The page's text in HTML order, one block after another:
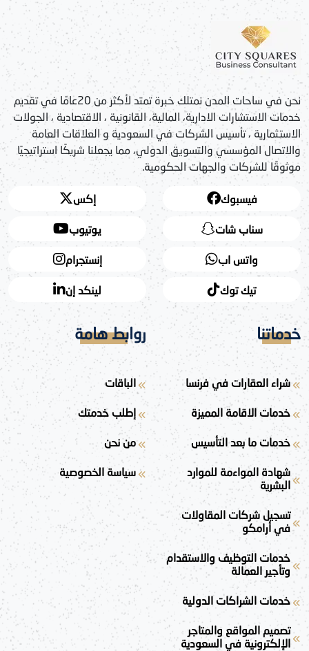
نحن في ساحات المدن نمتلك خبرة تمتد لأكثر من 20عامًا في تقديم
خدمات الاستشارات الادارية، المالية، القانونية ، الاقتصادية ، الجولات
الاستثمارية ، تأسيس الشركات في السعودية و العلاقات العامة
والاتصال المؤسسي والتسويق الدولي، مما يجعلنا شريكًا استراتيجيًا
موثوقًا للشركات والجهات الحكومية.
فيسبوك
سناب شات
واتس اب
إكس
يوتيوب
إنستجرام
تيك توك لينكد إن
خدماتنا
شراء العقارات في فرنسا
خدمات الاقامة المميزة
خدمات ما بعد التأسيس
شهادة المواءمة للموارد
البشرية
تسجيل شركات المقاولات
في أرامكو
خدمات التوظيف والاستقدام
وتأجير العمالة
خدمات الشراكات الدولية
تصميم المواقع والمتاجر
الإلكترونية في السعودية
روابط هامة
الباقات
إطلب خدمتك
من نحن
سياسة الخصوصية